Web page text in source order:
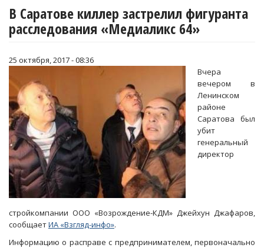
В Саратове киллер застрелил фигуранта
расследования «Медиаликс 64»
25 октября, 2017 - 08:36
Вчера
вечером в
Ленинском
районе
Саратова был
убит
генеральный
директор
стройкомпании ООО «Возрождение-КДМ» Джейхун Джафаров,
сообщаетИА «Взгляд-инфо».
Информацию о расправе с предпринимателем, первоначально